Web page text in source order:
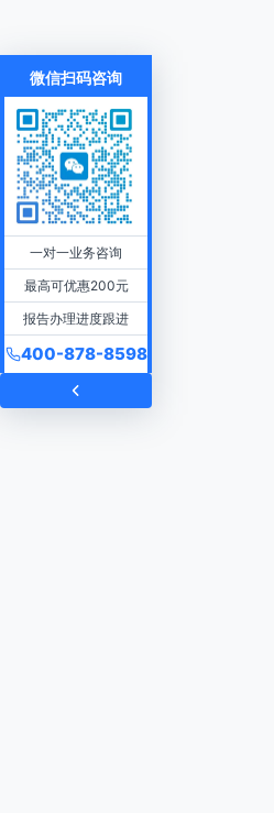
微信扫码咨询
一对一业务咨询
最高可优惠200元
报告办理进度跟进
400-878-8598